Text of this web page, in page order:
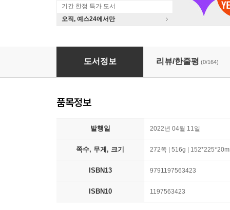
기간 한정 특가 도서
오직, 예스24에서만
성공하는 습관, 황금알을 낳는 비결이 인성이다
도서정보 리뷰/한줄평 (0/164)
품목정보
발행일 2022년 04월 11일
쪽수, 무게, 크기 272쪽 | 516g |
ISBN13 9791197563423
ISBN10 1197563423